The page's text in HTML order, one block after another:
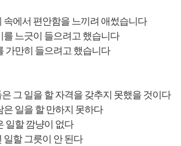
속에서 편안함을 느끼려 애썼습니다
느긋이 들으려고 했습니다
가만히 들으려고 했습니다
그 일을 할 자격을 갖추지 못했을 것이다
일을 할 만하지 못하다
일할 깜냥이 없다
할 그릇이 안 된다